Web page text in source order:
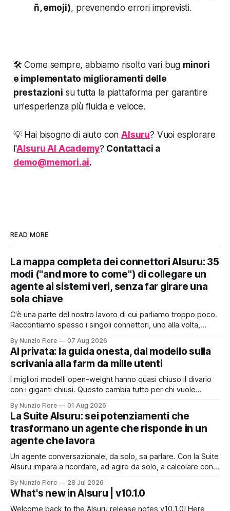
ñ, emoji), prevenendo errori imprevisti.
🛠️ Come sempre, abbiamo risolto vari bug minori
e implementato miglioramenti delle
prestazioni su tutta la piattaforma per garantire
un'esperienza più fluida e veloce.
💡 Hai bisogno di aiuto conAIsuru? Vuoi esplorare
l'AIsuru AI Academy? Contattaci a
demo@memori.ai.
READ MORE
La mappa completa dei connettori AIsuru: 35
modi ("and more to come") di collegare un
agente ai sistemi veri, senza far girare una
sola chiave
C'è una parte del nostro lavoro di cui parliamo troppo poco.
Raccontiamo spesso i singoli connettori, uno alla volta,
pezzo: sta nel catalogo intero e in quello che succede
quando i pezzi lavorano insieme. Stamattina alle 6, per
By Nunzio Fiore 07 Aug 2026
AI privata: la guida onesta, dal modello sulla
scrivania alla farm da mille utenti
I migliori modelli open-weight hanno quasi chiuso il divario
con i giganti chiusi. Questo cambia tutto per chi vuole
perimetro: sanità, finanza, PA, manifattura, chiunque abbia
dati che non possono uscire. Ma la narrazione racconta i
benchmark e tace su
By Nunzio Fiore 01 Aug 2026
La Suite AIsuru: sei potenziamenti che
trasformano un agente che risponde in un
agente che lavora
Un agente conversazionale, da solo, sa parlare. Con la Suite
AIsuru impara a ricordare, ad agire da solo, a calcolare con
servizio e a costruire la propria applicazione conversando.
Questo articolo racconta tutti e sei i connettori originali della
Suite, con
By Nunzio Fiore 28 Jul 2026
What's new in AIsuru | v10.1.0
Welcome back to the AIsuru release notes v10.1.0! Here